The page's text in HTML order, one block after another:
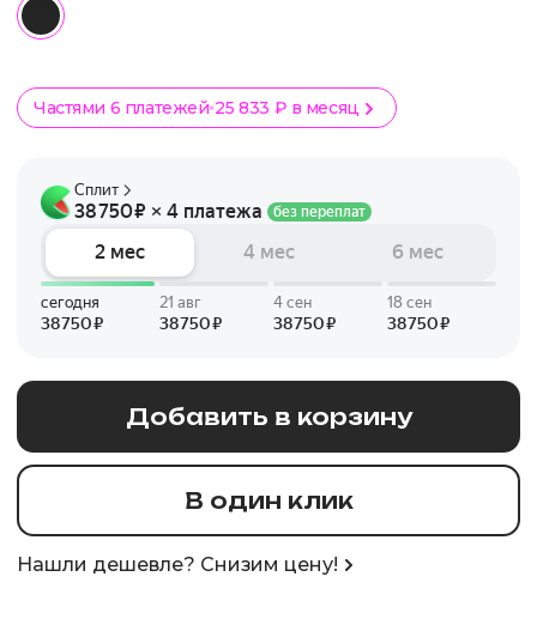
Частями 6 платежей 25 833 ₽ в месяц
Добавить в корзину
В один клик
Нашли дешевле? Снизим цену!